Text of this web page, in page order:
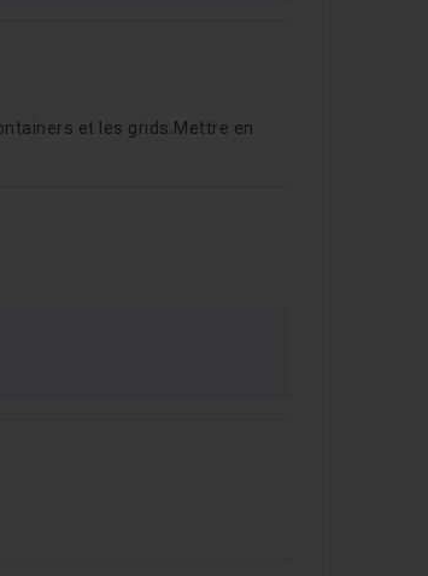
et les grids.Mettre en